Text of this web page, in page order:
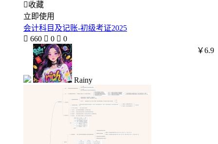
收藏
立即使用
会计科目及记账-初级考证2025
 660  0  0
Rainy
￥6.9